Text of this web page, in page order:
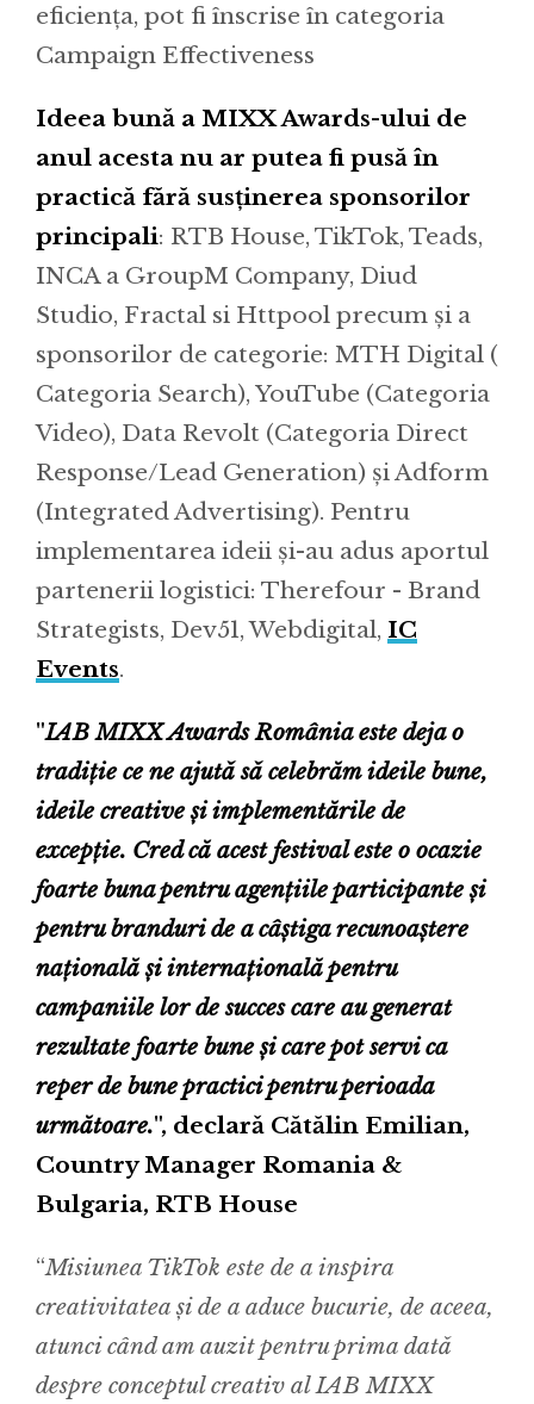
eficiența, pot fi înscrise în categoria
Campaign Effectiveness
Ideea bunǎ a MIXX Awards-ului de
anul acesta nu ar putea fi pusă în
practică fără susținerea sponsorilor
principali: RTB House, TikTok, Teads,
INCA a GroupM Company, Diud
Studio, Fractal si Httpool precum și a
sponsorilor de categorie: MTH Digital (
Categoria Search), YouTube (Categoria
Video), Data Revolt (Categoria Direct
Response/Lead Generation) și Adform
(Integrated Advertising). Pentru
implementarea ideii și-au adus aportul
partenerii logistici: Therefour - Brand
Strategists, Dev51, Webdigital, IC
Events.
"IAB MIXX Awards România este deja o
tradiție ce ne ajutǎ sǎ celebrăm ideile bune,
ideile creative și implementările de
excepție. Cred că acest festival este o ocazie
foarte buna pentru agențiile participante și
pentru branduri de a câștiga recunoaștere
națională și internațională pentru
campaniile lor de succes care au generat
rezultate foarte bune și care pot servi ca
reper de bune practici pentru perioada
următoare.", declarǎ Cătălin Emilian,
Country Manager Romania &
Bulgaria, RTB House
“Misiunea TikTok este de a inspira
creativitatea și de a aduce bucurie, de aceea,
atunci când am auzit pentru prima datǎ
despre conceptul creativ al IAB MIXX